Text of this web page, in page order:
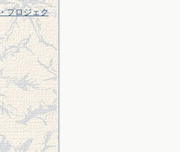
プロジェク